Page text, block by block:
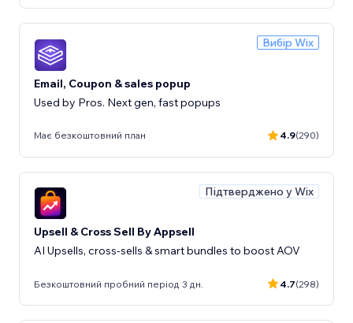
Вибір Wix
Email, Coupon & sales popup
Used by Pros. Next gen, fast popups
Має безкоштовний план 4.9(290)
Підтверджено у Wix
Upsell & Cross Sell By Appsell
AI Upsells, cross-sells & smart bundles to boost AOV
Безкоштовний пробний період 3 дн. 4.7(298)